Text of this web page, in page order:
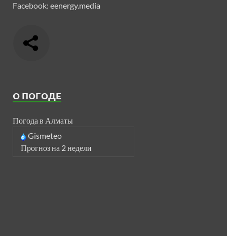
Facebook: eenergy.media
О ПОГОДЕ
Погода в Алматы
Gismeteo
Прогноз на 2 недели